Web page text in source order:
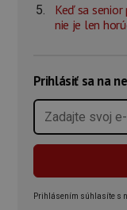
Keď sa
nie je len
Prihlásiť sa na
Prihlásením súhlasíte s